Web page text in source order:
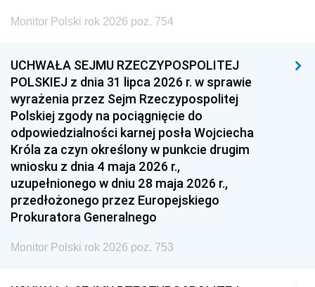
Monitor Polski rok 2026 poz. 754
UCHWAŁA SEJMU RZECZYPOSPOLITEJ
POLSKIEJ z dnia 31 lipca 2026 r. w sprawie
wyrażenia przez Sejm Rzeczypospolitej
Polskiej zgody na pociągnięcie do
odpowiedzialności karnej posła Wojciecha
Króla za czyn określony w punkcie drugim
wniosku z dnia 4 maja 2026 r.,
uzupełnionego w dniu 28 maja 2026 r.,
przedłożonego przez Europejskiego
Prokuratora Generalnego
Monitor Polski rok 2026 poz. 753